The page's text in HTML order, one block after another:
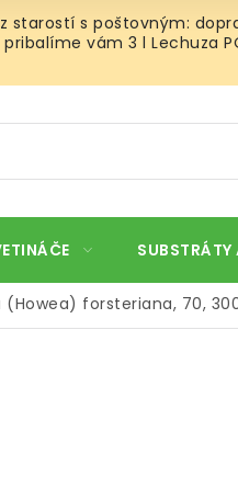
starostí s poštovným:
vám 3 l Lechuza
SUBSTRÁTY
(Howea) forsteriana, 70,